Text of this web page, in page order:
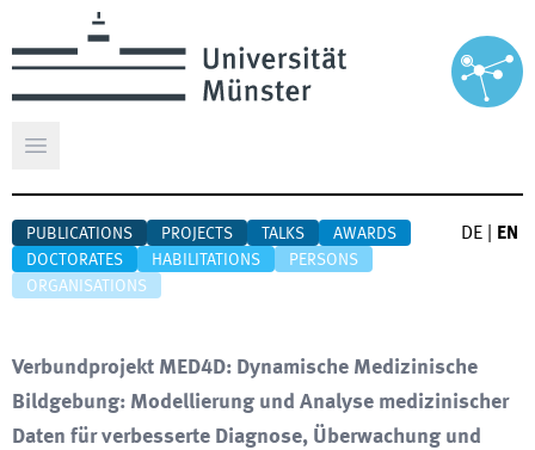
Open main menu
PUBLICATIONS PROJECTS TALKS
AWARDS
DOCTORATES
HABILITATIONS
PERSONS
ORGANISATIONS
DE EN
Verbundprojekt MED4D: Dynamische Medizinische
Bildgebung: Modellierung und Analyse medizinischer
Daten für verbesserte Diagnose, Überwachung und